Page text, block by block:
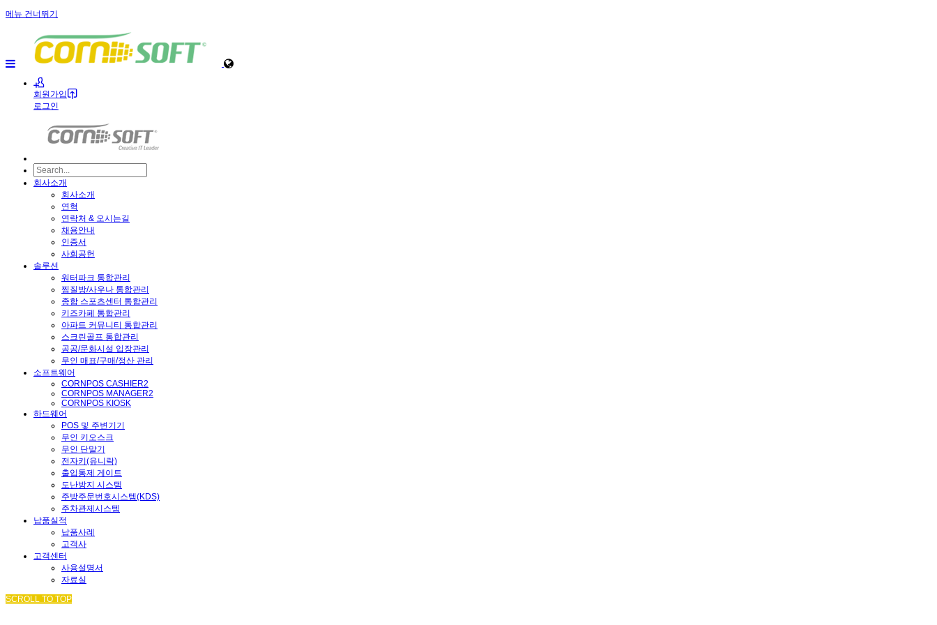
메뉴 건너뛰기
회원가입
로그인
회사소개
회사소개
연혁
연락처 & 오시는길
채용안내
인증서
사회공헌
솔루션
워터파크 통합관리
찜질방/사우나 통합관리
종합 스포츠센터 통합관리
키즈카페 통합관리
아파트 커뮤니티 통합관리
스크린골프 통합관리
공공/문화시설 입장관리
무인 매표/구매/정산 관리
소프트웨어
CORNPOS CASHIER2
CORNPOS MANAGER2
CORNPOS KIOSK
하드웨어
POS 및 주변기기
무인 키오스크
무인 단말기
전자키(유니락)
출입통제 게이트
도난방지 시스템
주방주문번호시스템(KDS)
주차관제시스템
납품실적
납품사례
고객사
고객센터
사용설명서
자료실
SCROLL TO TOP